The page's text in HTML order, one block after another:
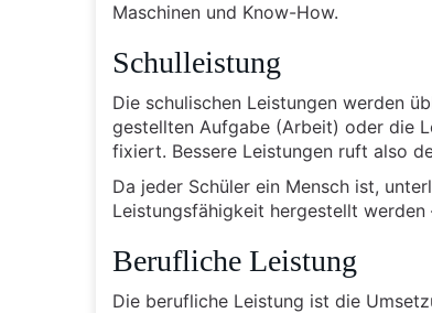
Maschinen und Know-How.
Schulleistung
Die schulischen Leistungen werden
gestellten Aufgabe (Arbeit) oder die
fixiert. Bessere Leistungen ruft also
Da jeder Schüler ein Mensch ist,
Leistungsfähigkeit hergestellt
Berufliche Leistung
Die berufliche Leistung ist die